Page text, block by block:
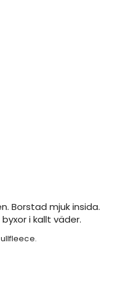
Borstad mjuk insida.
i kallt väder.